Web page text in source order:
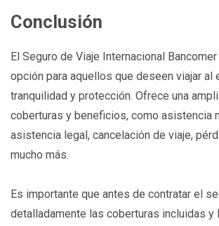
Conclusión
El Seguro de Viaje Internacional
opción para aquellos que deseen viajar al
tranquilidad y protección. Ofrece una
coberturas y beneficios, como asistencia
asistencia legal, cancelación de viaje,
mucho más.
Es importante que antes de contratar el
detalladamente las coberturas incluidas y